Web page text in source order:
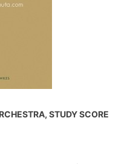
STUDY SCORE